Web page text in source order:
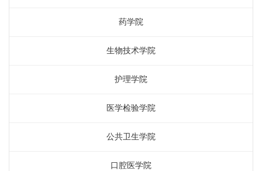
药学院
生物技术学院
护理学院
医学检验学院
公共卫生学院
口腔医学院